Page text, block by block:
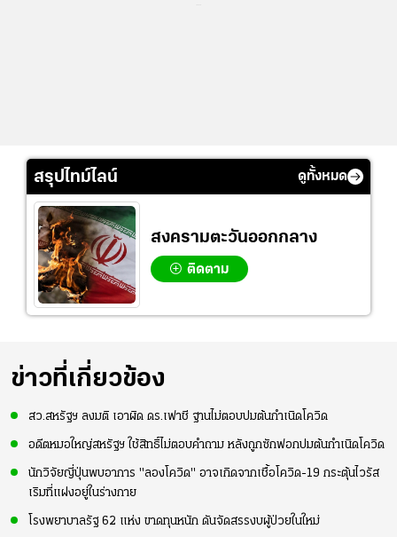
สรุปไทม์ไลน์ ดูทั้งหมด
สงครามตะวันออกกลาง
ติดตาม
ข่าวที่เกี่ยวข้อง
สว.สหรัฐฯ ลงมติ เอาผิด ดร.เฟาชี ฐานไม่ตอบปมต้นกำเนิดโควิด
อดีตหมอใหญ่สหรัฐฯ ใช้สิทธิ์ไม่ตอบคำถาม หลังถูกซักฟอกปมต้นกำเนิดโควิด
นักวิจัยญี่ปุ่นพบอาการ "ลองโควิด" อาจเกิดจากเชื้อโควิด-19 กระตุ้นไวรัส
เริมที่แฝงอยู่ในร่างกาย
โรงพยาบาลรัฐ 62 แห่ง ขาดทุนหนัก ดันจัดสรรงบผู้ป่วยในใหม่